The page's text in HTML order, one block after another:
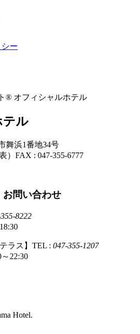
ー
® オフィシャルホテル
テル
舞浜1番地34号
） FAX : 047-355-6777
お問い合わせ
8222
ラス】TEL : 047-355-1207
Hotel.